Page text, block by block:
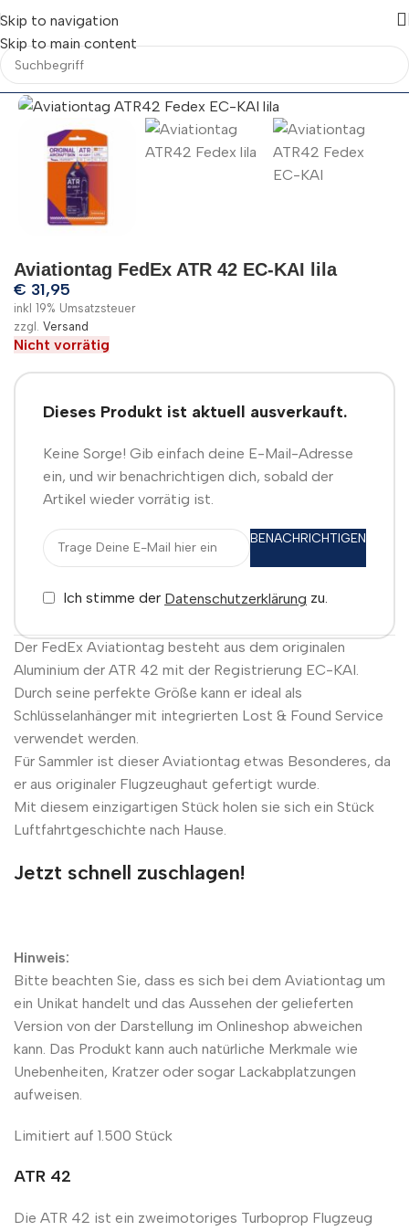
Skip to navigation
Skip to main content
Aviationtag FedEx ATR 42 EC-KAI lila
€ 31,95
inkl 19% Umsatzsteuer
zzgl. Versand
Nicht vorrätig
Dieses Produkt ist aktuell ausverkauft.
Keine Sorge! Gib einfach deine E-Mail-Adresse
ein, und wir benachrichtigen dich, sobald der
Artikel wieder vorrätig ist.
BENACHRICHTIGEN
Ich stimme der Datenschutzerklärung zu.
Der FedEx Aviationtag besteht aus dem originalen
Aluminium der ATR 42 mit der Registrierung EC-KAI.
Durch seine perfekte Größe kann er ideal als
Schlüsselanhänger mit integrierten Lost & Found Service
verwendet werden.
Für Sammler ist dieser Aviationtag etwas Besonderes, da
er aus originaler Flugzeughaut gefertigt wurde.
Mit diesem einzigartigen Stück holen sie sich ein Stück
Luftfahrtgeschichte nach Hause.
Jetzt schnell zuschlagen!
Hinweis:
Bitte beachten Sie, dass es sich bei dem Aviationtag um
ein Unikat handelt und das Aussehen der gelieferten
Version von der Darstellung im Onlineshop abweichen
kann. Das Produkt kann auch natürliche Merkmale wie
Unebenheiten, Kratzer oder sogar Lackabplatzungen
aufweisen.
Limitiert auf 1.500 Stück
ATR 42
Die ATR 42 ist ein zweimotoriges Turboprop Flugzeug